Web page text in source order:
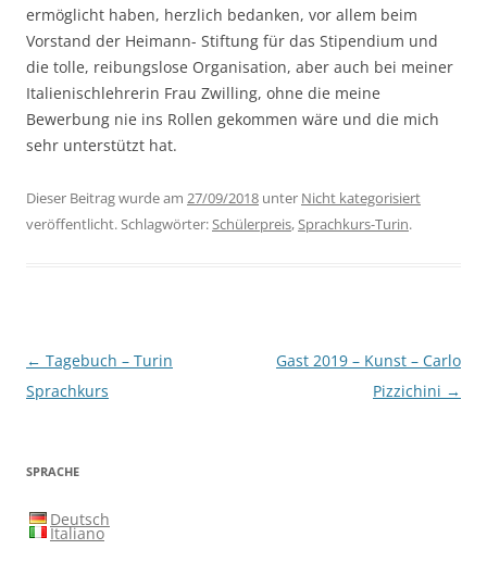
ermöglicht haben, herzlich bedanken, vor allem beim
Vorstand der Heimann- Stiftung für das Stipendium und
die tolle, reibungslose Organisation, aber auch bei meiner
Italienischlehrerin Frau Zwilling, ohne die meine
Bewerbung nie ins Rollen gekommen wäre und die mich
sehr unterstützt hat.
Dieser Beitrag wurde am 27/09/2018 unter Nicht kategorisiert
veröffentlicht. Schlagwörter:Schülerpreis,Sprachkurs-Turin.
Beitragsnavigation
← Tagebuch – Turin
Sprachkurs
Gast 2019 – Kunst – Carlo
Pizzichini →
SPRACHE
Deutsch
Italiano